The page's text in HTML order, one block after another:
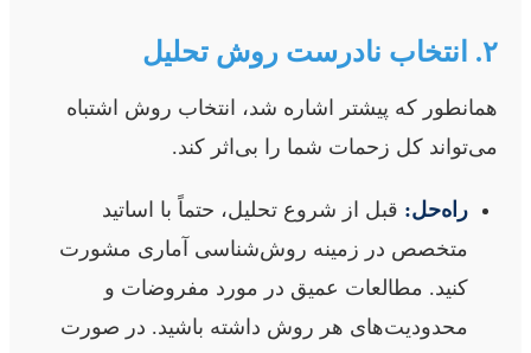
۲. انتخاب نادرست روش تحلیل
همانطور که پیشتر اشاره شد، انتخاب روش اشتباه
می‌تواند کل زحمات شما را بی‌اثر کند.
راه‌حل: قبل از شروع تحلیل، حتماً با اساتید
متخصص در زمینه روش‌شناسی آماری مشورت
کنید. مطالعات عمیق در مورد مفروضات و
محدودیت‌های هر روش داشته باشید. در صورت